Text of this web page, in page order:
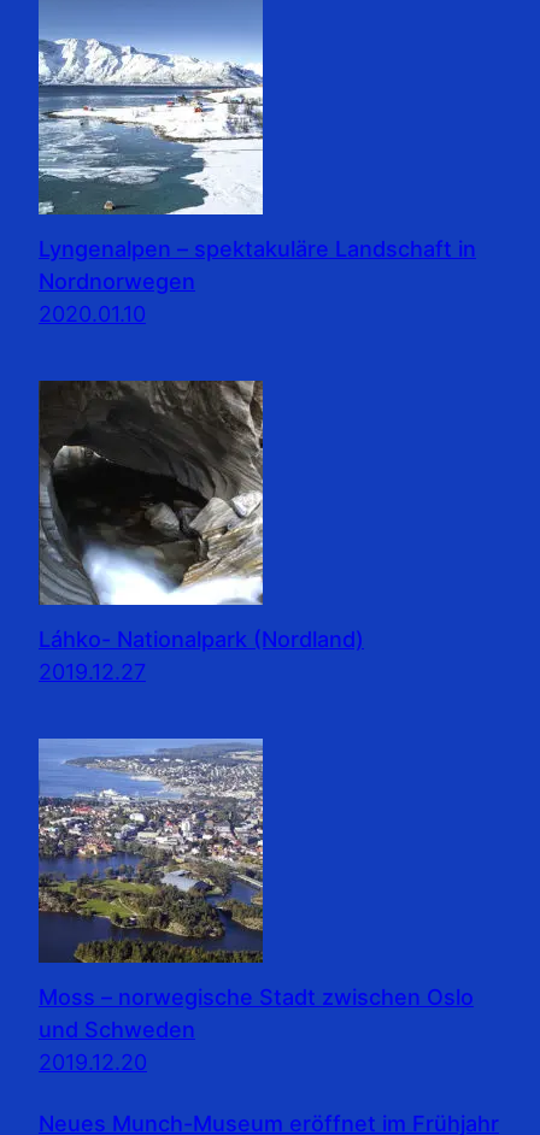
Lyngenalpen – spektakuläre Landschaft in
Nordnorwegen
2020.01.10
Láhko- Nationalpark (Nordland)
2019.12.27
Moss – norwegische Stadt zwischen Oslo
und Schweden
2019.12.20
Neues Munch-Museum eröffnet im Frühjahr